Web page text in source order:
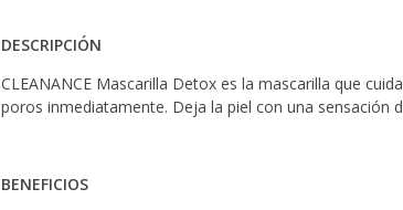
DESCRIPCIÓN
CLEANANCE Mascarilla Detox es la mascarilla que
poros inmediatamente. Deja la piel con una sensación
BENEFICIOS